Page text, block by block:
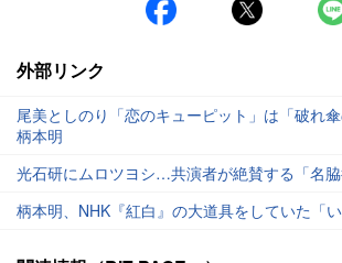
外部リンク
尾美としのり「恋のキューピット」は「破れ傘
柄本明
光石研にムロツヨシ…共演者が絶賛する「名
柄本明、NHK『紅白』の大道具をしていた「